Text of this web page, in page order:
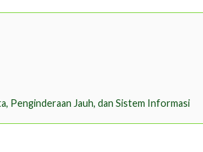
Penginderaan Jauh, dan Sistem Informasi